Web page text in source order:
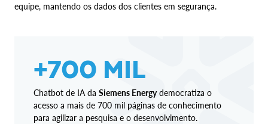
equipe, mantendo os dados dos clientes em segurança.
+700 MIL
Chatbot de IA da Siemens Energydemocratiza o
acesso a mais de 700 mil páginas de conhecimento
para agilizar a pesquisa e o desenvolvimento.